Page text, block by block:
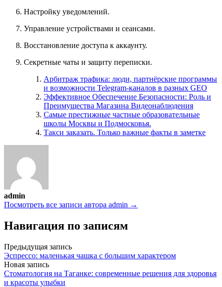
Настройку уведомлений.
Управление устройствами и сеансами.
Восстановление доступа к аккаунту.
Секретные чаты и защиту переписки.
Арбитраж трафика: люди, партнёрские программы
и возможности Telegram-каналов в разных GEO
Эффективное Обеспечение Безопасности: Роль и
Преимущества Магазина Видеонаблюдения
Самые престижные частные образовательные
школы Москвы и Подмосковья.
Такси заказать. Только важные факты в заметке
admin
Посмотреть все записи автора admin →
Навигация по записям
Предыдущая запись
Эспрессо: маленькая чашка с большим характером
Новая запись
Стоматология на Таганке: современные решения для здоровья
и красоты улыбки